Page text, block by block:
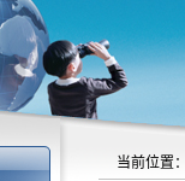
当前位置：